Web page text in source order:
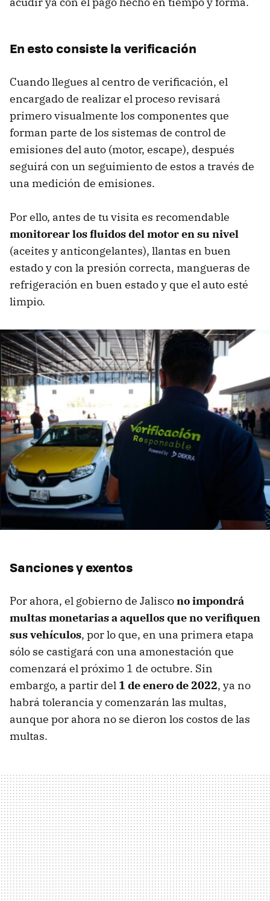
En esto consiste la verificación
Cuando llegues al centro de verificación, el
encargado de realizar el proceso revisará
primero visualmente los componentes que
forman parte de los sistemas de control de
emisiones del auto (motor, escape), después
seguirá con un seguimiento de estos a través de
una medición de emisiones.
Por ello, antes de tu visita es recomendable
monitorear los fluidos del motor en su nivel
(aceites y anticongelantes), llantas en buen
estado y con la presión correcta, mangueras de
refrigeración en buen estado y que el auto esté
limpio.
Sanciones y exentos
Por ahora, el gobierno de Jaliscono impondrá
multas monetarias a aquellos que no verifiquen
sus vehículos, por lo que, en una primera etapa
sólo se castigará con una amonestación que
comenzará el próximo 1 de octubre. Sin
embargo, a partir del 1 de enero de 2022, ya no
habrá tolerancia y comenzarán las multas,
aunque por ahora no se dieron los costos de las
multas.